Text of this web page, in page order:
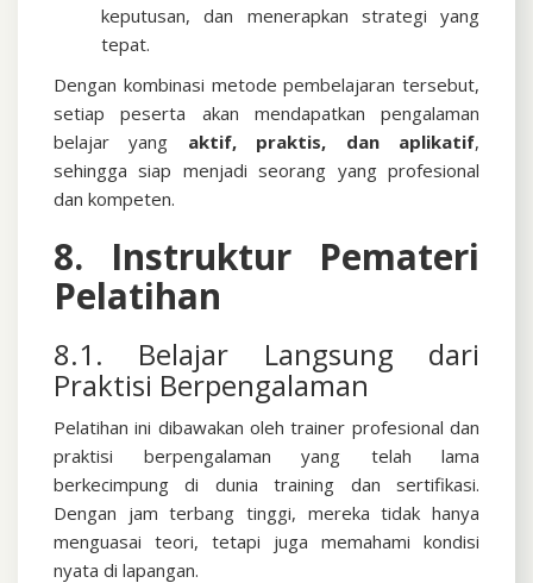
keputusan, dan menerapkan strategi yang
tepat.
Dengan kombinasi metode pembelajaran tersebut,
setiap peserta akan mendapatkan pengalaman
belajar yang aktif, praktis, dan aplikatif,
sehingga siap menjadi seorang yang profesional
dan kompeten.
8. Instruktur Pemateri
Pelatihan
8.1. Belajar Langsung dari
Praktisi Berpengalaman
Pelatihan ini dibawakan oleh trainer profesional dan
praktisi berpengalaman yang telah lama
berkecimpung di dunia training dan sertifikasi.
Dengan jam terbang tinggi, mereka tidak hanya
menguasai teori, tetapi juga memahami kondisi
nyata di lapangan.